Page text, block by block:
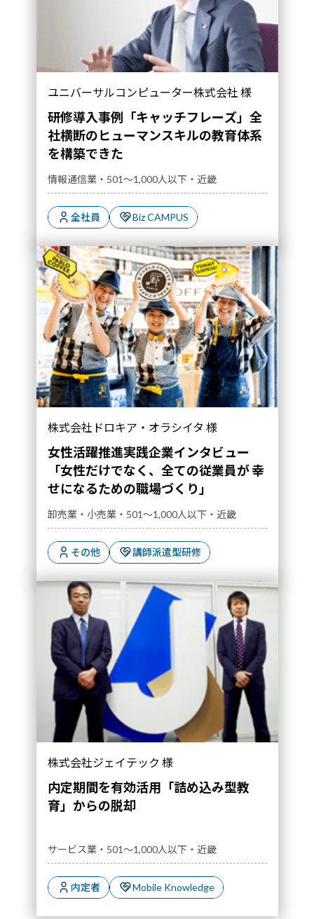
ユニバーサルコンピューター株式会社 様
研修導入事例「キャッチフレーズ」全
社横断のヒューマンスキルの教育体系
を構築できた
情報通信業・501～1,000人以下・近畿
全社員 Biz CAMPUS
ための職場づくり」｜導入事例">
株式会社ドロキア・オラシイタ 様
女性活躍推進実践企業インタビュー
「女性だけでなく、全ての従業員が 幸
せになるための職場づくり」
卸売業・小売業・501～1,000人以下・近畿
その他 講師派遣型研修
株式会社ジェイテック 様
内定期間を有効活用「詰め込み型教
育」からの脱却
サービス業・501～1,000人以下・近畿
内定者 Mobile Knowledge